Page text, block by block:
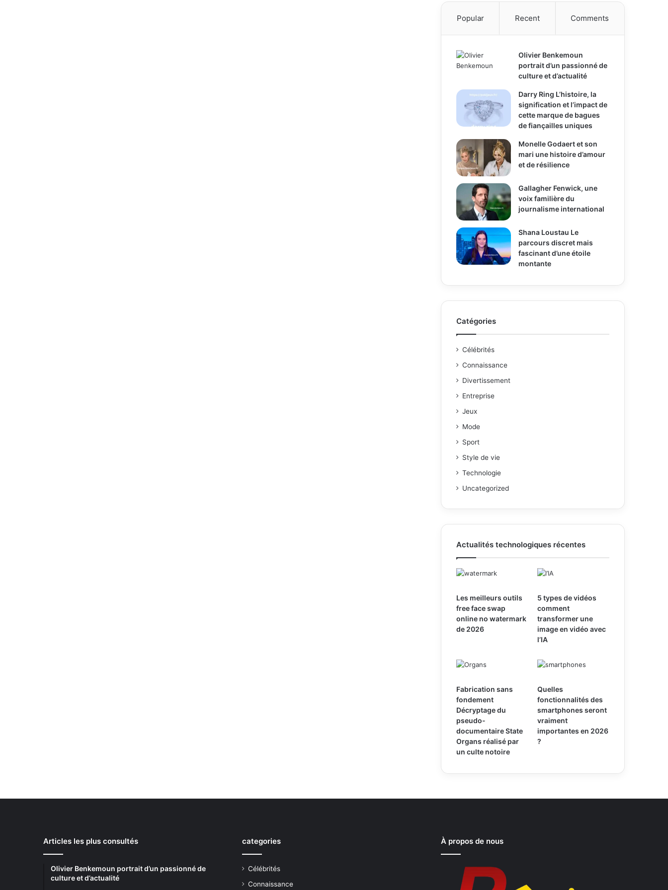
Popular Recent Comments
Olivier Benkemoun
portrait d’un passionné de
culture et d’actualité
Darry Ring L’histoire, la
signification et l’impact de
cette marque de bagues
de fiançailles uniques
Monelle Godaert et son
mari une histoire d’amour
et de résilience
Gallagher Fenwick, une
voix familière du
journalisme international
Shana Loustau Le
parcours discret mais
fascinant d’une étoile
montante
Catégories
Célébrités
Connaissance
Divertissement
Entreprise
Jeux
Mode
Sport
Style de vie
Technologie
Uncategorized
Actualités technologiques récentes
Les meilleurs outils
free face swap
online no watermark
de 2026
5 types de vidéos
comment
transformer une
image en vidéo avec
l’IA
Fabrication sans
fondement
Décryptage du
pseudo-
documentaire State
Organs réalisé par
un culte notoire
Quelles
fonctionnalités des
smartphones seront
vraiment
importantes en 2026
?
Articles les plus consultés
Olivier Benkemoun portrait d’un passionné de
culture et d’actualité
categories
Célébrités
Connaissance
À propos de nous